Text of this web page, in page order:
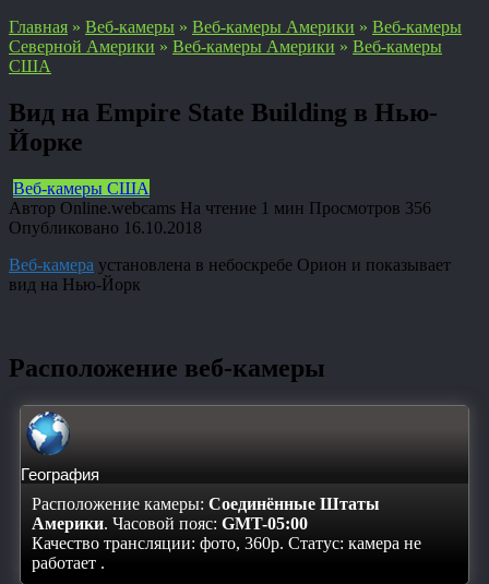
Главная » Веб-камеры » Веб-камеры Америки » Веб-камеры
Северной Америки » Веб-камеры Америки » Веб-камеры
США
Вид на Empire State Building в Нью-
Йорке
Веб-камеры США
Автор Online.webcams На чтение 1 мин Просмотров 356
Опубликовано 16.10.2018
Веб-камера установлена в небоскребе Орион и показывает
вид на Нью-Йорк
Расположение веб-камеры
География
Расположение камеры: Соединённые Штаты
Америки. Часовой пояс: GMT-05:00
Качество трансляции: фото, 360p. Статус: камера не
работает .